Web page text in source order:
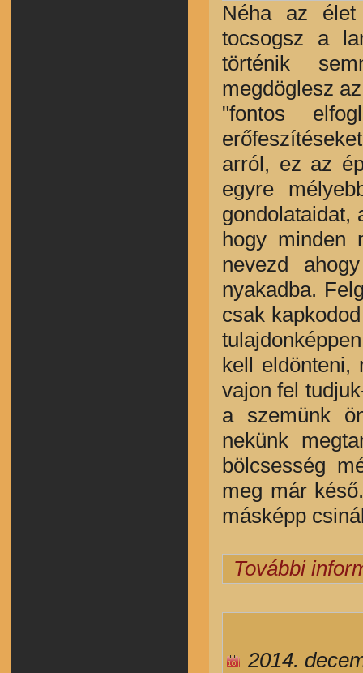
Néha az
tocsogsz a
történik
megdöglesz
"fontos
arról, ez az
egyre
gondolataidat,
hogy minden
nevezd
nyakadba.
csak
kell eldönteni,
vajon fel
a szemünk
nekünk
bölcsesség
meg már
másképp
További
2014.